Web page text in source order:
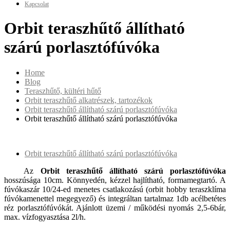
Kapcsolat
Orbit teraszhűtő állítható
szárú porlasztófúvóka
Home
Blog
Teraszhűtő, kültéri hűtő
Orbit teraszhűtő alkatrészek, tartozékok
Orbit teraszhűtő állítható szárú porlasztófúvóka
Orbit teraszhűtő állítható szárú porlasztófúvóka
Orbit teraszhűtő állítható szárú porlasztófúvóka
Az Orbit teraszhűtő állítható szárú porlasztófúvóka
hosszúsága 10cm. Könnyedén, kézzel hajlítható, formamegtartó. A
fúvókaszár 10/24-ed menetes csatlakozású (orbit hobby teraszklíma
fúvókamenettel megegyező) és integráltan tartalmaz 1db acélbetétes
réz porlasztófúvókát. Ajánlott üzemi / működési nyomás 2,5-6bár,
max. vízfogyasztása 2l/h.